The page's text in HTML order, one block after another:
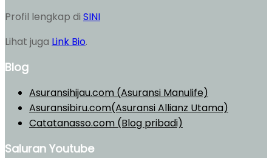
Profil lengkap di SINI
Lihat juga Link Bio.
Blog
Asuransihijau.com (Asuransi Manulife)
Asuransibiru.com(Asuransi Allianz Utama)
Catatanasso.com (Blog pribadi)
Saluran Youtube